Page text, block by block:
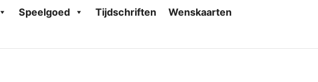
Speelgoed Tijdschriften
Wenskaarten